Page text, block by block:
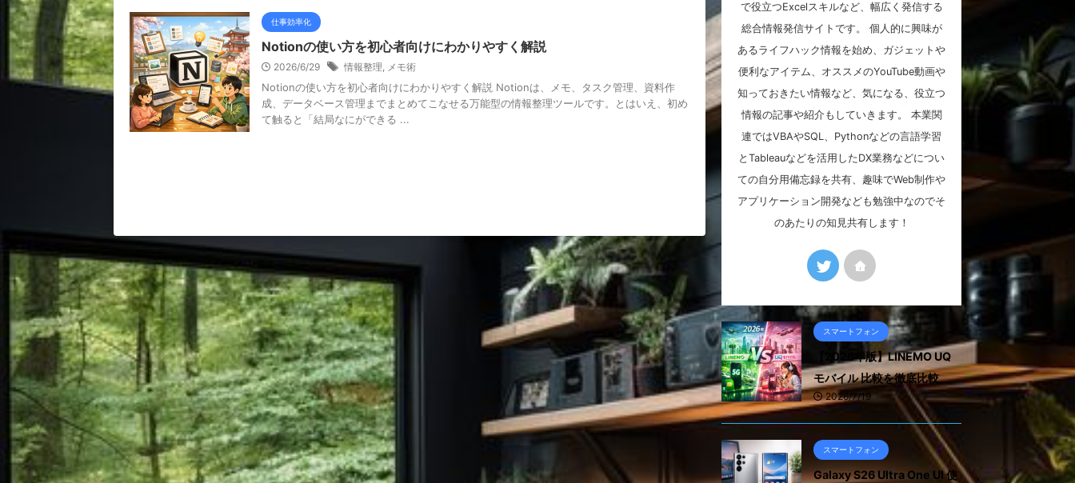
仕事効率化
Notionの使い方を初心者向けにわかりやすく解説
2026/6/29 情報整理, メモ術
Notionの使い方を初心者向けにわかりやすく解説 Notionは、メモ、タスク管理、資料作
成、データベース管理までまとめてこなせる万能型の情報整理ツールです。とはいえ、初め
て触ると「結局なにができる ...
で役立つExcelスキルなど、幅広く発信する
総合情報発信サイトです。 個人的に興味が
あるライフハック情報を始め、ガジェットや
便利なアイテム、オススメのYouTube動画や
知っておきたい情報など、気になる、役立つ
情報の記事や紹介もしていきます。 本業関
連ではVBAやSQL、Pythonなどの言語学習
とTableauなどを活用したDX業務などについ
ての自分用備忘録を共有、趣味でWeb制作や
アプリケーション開発なども勉強中なのでそ
のあたりの知見共有します！
スマートフォン
【2026年版】LINEMO UQ
モバイル 比較を徹底比較
2026/7/19
スマートフォン
Galaxy S26 Ultra One UI 使